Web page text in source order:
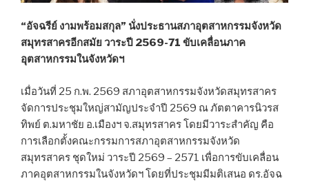
“อัจฉรีย์ งามพร้อมสกุล” นั่งประธานสภาอุตสาหกรรมจังหวัด
สมุทรสาครอีกสมัย วาระปี 2569-71 ขับเคลื่อนภาค
อุตสาหกรรมในจังหวัดฯ
เมื่อวันที่ 25 ก.พ. 2569 สภาอุตสาหกรรมจังหวัดสมุทรสาคร
จัดการประชุมใหญ่สามัญประจำปี 2569 ณ ภัตตาคารนิวรส
ทิพย์ ต.มหาชัย อ.เมืองฯ จ.สมุทรสาคร โดยมีวาระสำคัญ คือ
การเลือกตั้งคณะกรรมการสภาอุตสาหกรรมจังหวัด
สมุทรสาคร ชุดใหม่ วาระปี 2569 – 2571 เพื่อการขับเคลื่อน
ภาคอุตสาหกรรมในจังหวัดฯ โดยที่ประชุมมีมติเสนอ ดร.อัจฉ